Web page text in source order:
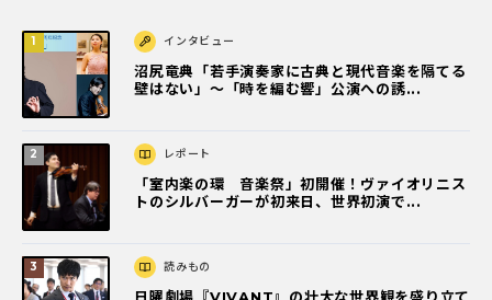
インタビュー
沼尻竜典「若手演奏家に古典と現代音楽を隔てる
壁はない」～「時を編む響」公演への誘...
レポート
「室内楽の環 音楽祭」初開催！ヴァイオリニス
トのシルバーガーが初来日、世界初演で...
読みもの